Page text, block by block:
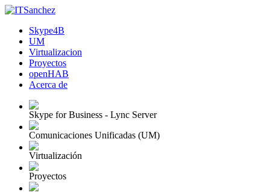
Skype4B
UM
Virtualizacion
Proyectos
openHAB
Acerca de
Skype for Business - Lync Server
Comunicaciones Unificadas (UM)
Virtualización
Proyectos